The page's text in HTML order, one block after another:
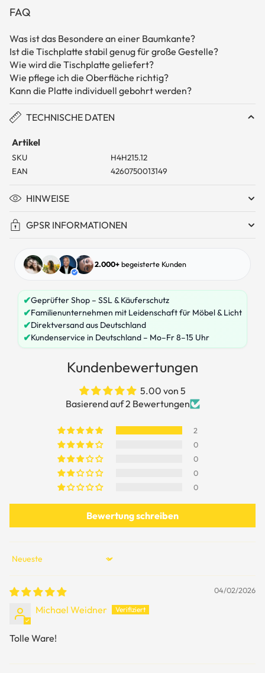
FAQ
Was ist das Besondere an einer Baumkante?
Ist die Tischplatte stabil genug für große Gestelle?
Wie wird die Tischplatte geliefert?
Wie pflege ich die Oberfläche richtig?
Kann die Platte individuell gebohrt werden?
TECHNISCHE DATEN
Artikel
SKU
H4H215.12
EAN
4260750013149
HINWEISE
GPSR INFORMATIONEN
2.000+begeisterte Kunden
✔Geprüfter Shop – SSL & Käuferschutz
✔Familienunternehmen mit Leidenschaft für Möbel & Licht
✔Direktversand aus Deutschland
✔Kundenservice in Deutschland – Mo–Fr 8–15 Uhr
Kundenbewertungen
5.00 von 5
Basierend auf 2 Bewertungen
2
0
0
0
0
Bewertung schreiben
Sort by
04/02/2026
Michael Weidner
Tolle Ware!